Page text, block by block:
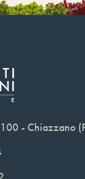
- Chiazzano